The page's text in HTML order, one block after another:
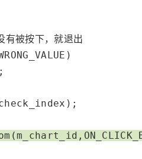
被按下，就退出
)